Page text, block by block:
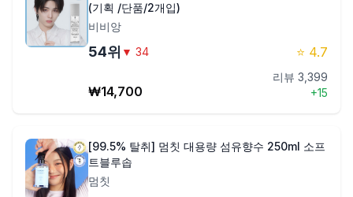
(기획 /단품/2개입)
비비앙
54위 ▼ 34 ⭐ 4.7
₩14,700
리뷰 3,399
+15
[99.5% 탈취] 멈칫 대용량 섬유향수 250ml 소프
트블루솝
멈칫